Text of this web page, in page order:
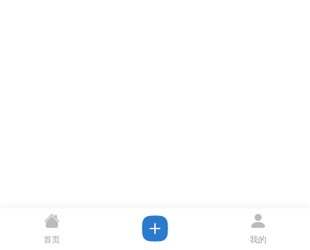
首页 我的